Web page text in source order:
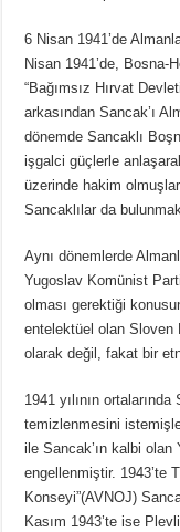
6 Nisan 1941’de
Nisan 1941’de, Bosna-
“Bağımsız Hırvat
arkasından Sancak’ı
dönemde Sancaklı
işgalci güçlerle
üzerinde hakim
Sancaklılar da
Aynı dönemlerde
Yugoslav Komünist
olması gerektiği
entelektüel olan Sloven
olarak değil, fakat bir
1941 yılının
temizlenmesini
ile Sancak’ın kalbi
engellenmiştir. 1943’te
Konseyi”(AVNOJ)
Kasım 1943’te ise